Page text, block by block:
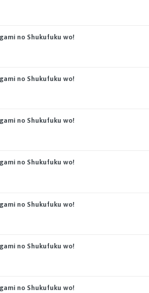
no Shukufuku wo!
no Shukufuku wo!
no Shukufuku wo!
no Shukufuku wo!
no Shukufuku wo!
no Shukufuku wo!
no Shukufuku wo!